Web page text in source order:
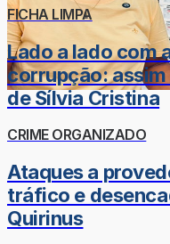
FICHA LIMPA
Lado a lado com
corrupção:
de Sílvia Cristina
CRIME ORGANIZADO
Ataques a
tráfico e
Quirinus